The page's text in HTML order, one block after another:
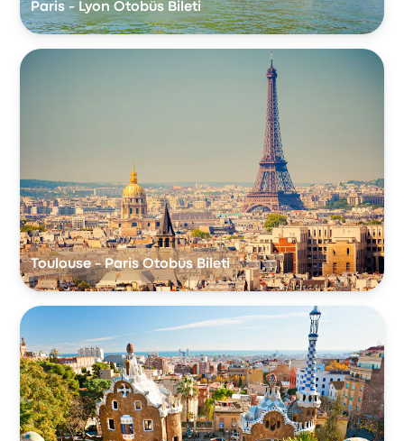
Paris - Lyon Otobüs Bileti
Toulouse - Paris Otobüs Bileti